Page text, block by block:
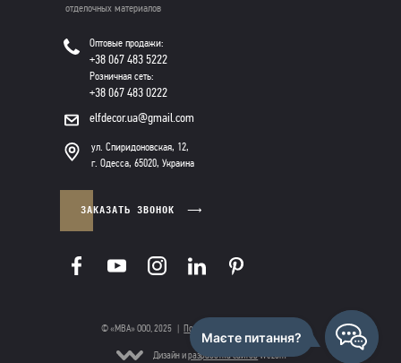
отделочных материалов
ЗАКАЗАТЬ ЗВОНОК
Оптовые продажи:
+38 067 483 5222
Розничная сеть:
+38 067 483 0222
elfdecor.ua@gmail.com
ул. Спиридоновская, 12,
г. Одесса, 65020, Украина
© «МВА» ООО, 2025 | Политика конфиденциальности
Дизайн иразработка сайтовWezom